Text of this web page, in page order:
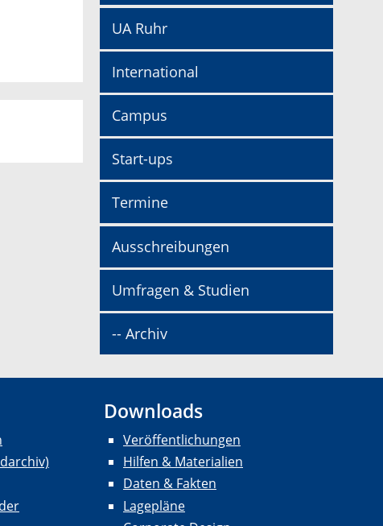
UA Ruhr
International
Campus
Start-ups
Termine
Ausschreibungen
Umfragen & Studien
-- Archiv
Downloads
Veröffentlichungen
Hilfen & Materialien
Daten & Fakten
Lagepläne